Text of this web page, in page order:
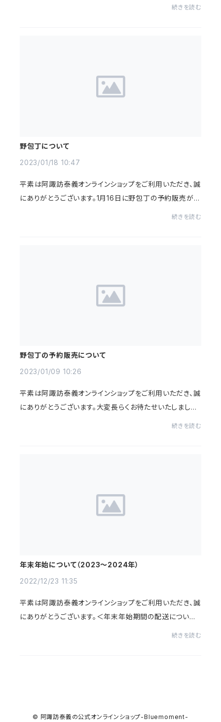
続きを読む
野包丁について
2023/01/18 10:47
平素は阿諏訪泰義オンラインショップをご利用いただき、誠
にありがとうございます。1月16日に野包丁の予約販売が行
続きを読む
野包丁の予約販売について
2023/01/09 10:26
平素は阿諏訪泰義オンラインショップをご利用いただき、誠
にありがとうございます。大変長らくお待たせいたしまし
続きを読む
年末年始について（2023～2024年）
2022/12/23 11:35
平素は阿諏訪泰義オンラインショップをご利用いただき、誠
にありがとうございます。＜年末年始期間の配送について
続きを読む
© 阿諏訪泰義の公式オンラインショップ-Bluemoment-